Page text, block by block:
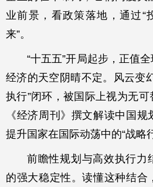
业前景，看政策落地，通过“
来”。
“十五五”开局起步，正值
经济的天空阴晴不定。风云
执行”闭环，被国际上视为无
《经济周刊》撰文解读中国
提升国家在国际动荡中的“战略
前瞻性规划与高效执行力
的强大稳定性。读懂这种结合